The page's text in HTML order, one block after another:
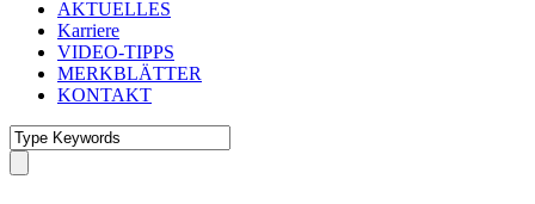
AKTUELLES
Karriere
VIDEO-TIPPS
MERKBLÄTTER
KONTAKT